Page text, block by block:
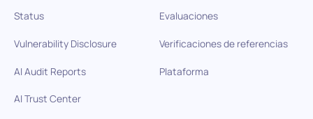
Evaluaciones
Verificaciones de referencias
Plataforma
Status
Vulnerability Disclosure
AI Audit Reports
AI Trust Center